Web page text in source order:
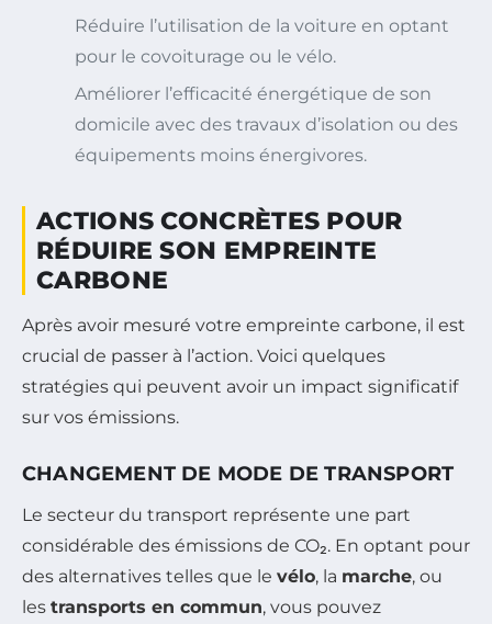
Réduire l’utilisation de la voiture en optant
pour le covoiturage ou le vélo.
Améliorer l’efficacité énergétique de son
domicile avec des travaux d’isolation ou des
équipements moins énergivores.
ACTIONS CONCRÈTES POUR
RÉDUIRE SON EMPREINTE
CARBONE
Après avoir mesuré votre empreinte carbone, il est
crucial de passer à l’action. Voici quelques
stratégies qui peuvent avoir un impact significatif
sur vos émissions.
CHANGEMENT DE MODE DE TRANSPORT
Le secteur du transport représente une part
considérable des émissions de CO₂. En optant pour
des alternatives telles que le vélo, la marche, ou
les transports en commun, vous pouvez